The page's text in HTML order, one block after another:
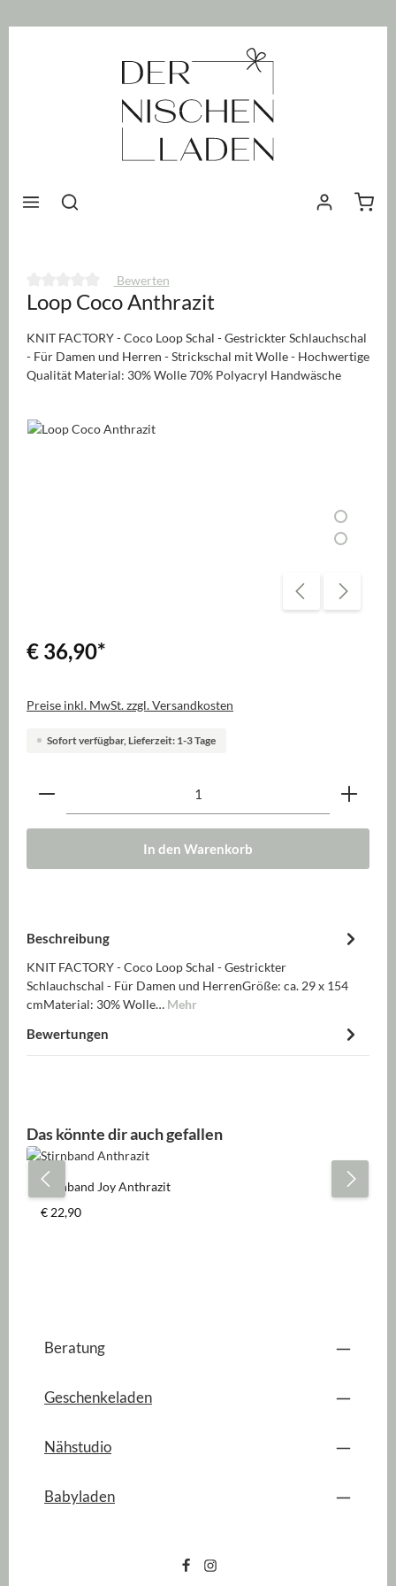
Durchschnittliche Bewertung von 0 von 5 Sternen
Bewerten
Loop Coco Anthrazit
KNIT FACTORY - Coco Loop Schal - Gestrickter Schlauchschal
- Für Damen und Herren - Strickschal mit Wolle - Hochwertige
Qualität Material: 30% Wolle 70% Polyacryl Handwäsche
Bildergalerie überspringen
€ 36,90*
Preise inkl. MwSt. zzgl. Versandkosten
Sofort verfügbar, Lieferzeit: 1-3 Tage
Produkt Anzahl: Gib den gewünschten Wert ein
In den Warenkorb
Beschreibung
KNIT FACTORY - Coco Loop Schal - Gestrickter
Schlauchschal - Für Damen und HerrenGröße: ca. 29 x 154
cmMaterial: 30% Wolle… Mehr
Bewertungen
Produktgalerie überspringen
Das könnte dir auch gefallen
Stirnband Joy Anthrazit
Regulärer Preis:
€ 22,90
Beratung
Geschenkeladen
Nähstudio
Babyladen